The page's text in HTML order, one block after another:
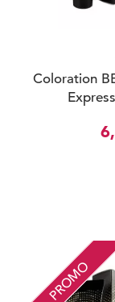
Coloration
PROMO